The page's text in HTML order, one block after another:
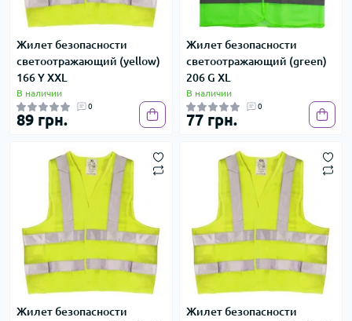
Жилет безопасности
светоотражающий (yellow)
166 Y XXL
В наличии
0
89 грн.
Жилет безопасности
светоотражающий (green)
206 G XL
В наличии
0
77 грн.
Жилет безопасности
Жилет безопасности